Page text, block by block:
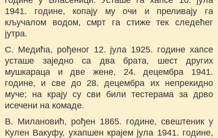
1941. године, копају му очи и преливају га
кључалом водом, смрт га стиже тек следећег
јутра.
С. Медића, рођеног 12. јула 1925. године хапсе
усташе заједно са два брата, шест других
мушкараца и две жене, 24. децембра 1941.
године, и све до 28. децембра их непрекидно
муче; на крају су сви били тестерама за дрво
исечени на комаде.
В. Милановић, рођен 1865. године, свештеник у
Кулен Вакуфу, ухапшен крајем јула 1941. године,